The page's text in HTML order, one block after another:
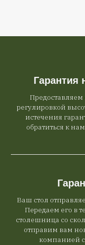
Гарантия
регулировкой
истечения
обратиться к
Ваш стол
Передаем его в
столешница со
отправим вам
компанией